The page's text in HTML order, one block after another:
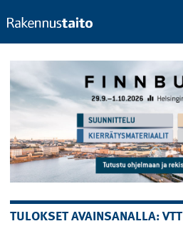
TULOKSET AVAINSANALLA: VTT